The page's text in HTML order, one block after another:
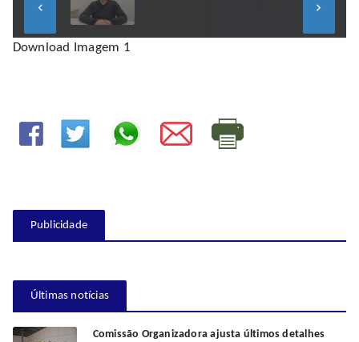
keyboard_arrow_left keyboard_arrow_right
Download Imagem 1
Publicidade
Últimas notícias
Comissão Organizadora ajusta últimos detalhes